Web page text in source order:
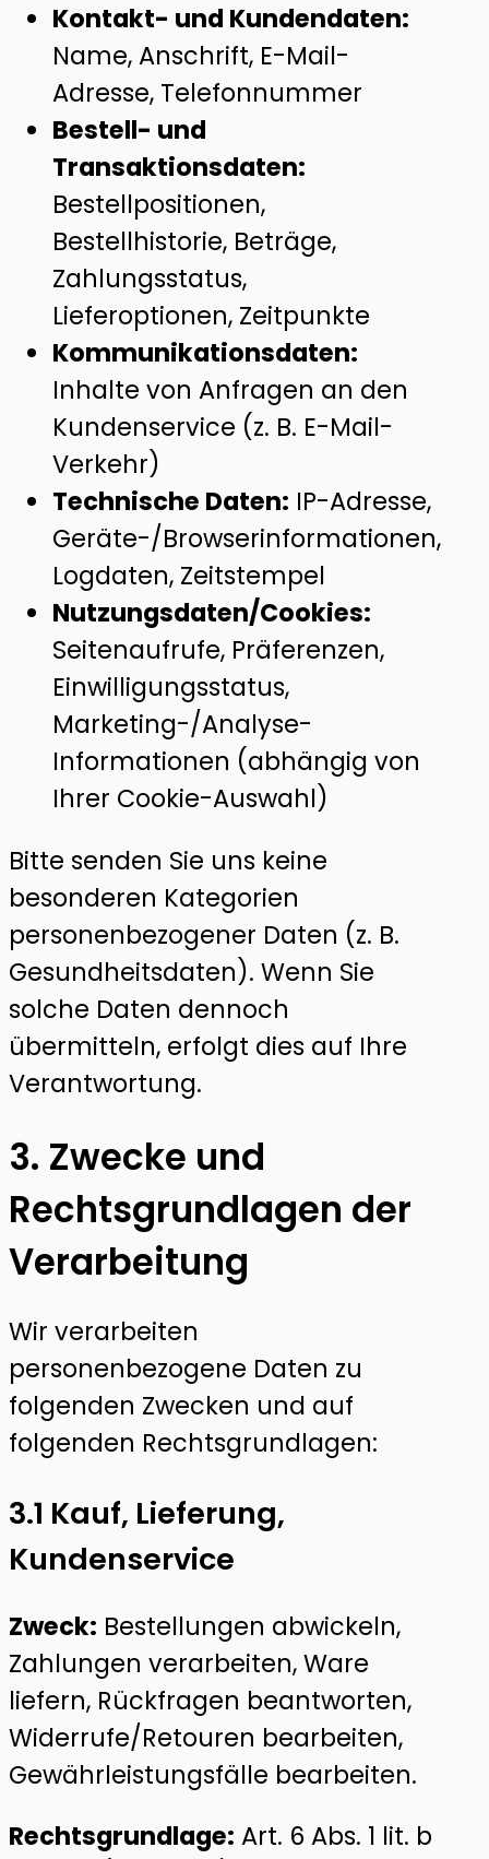
Kontakt- und Kundendaten:
Name, Anschrift, E-Mail-
Adresse, Telefonnummer
Bestell- und
Transaktionsdaten:
Bestellpositionen,
Bestellhistorie, Beträge,
Zahlungsstatus,
Lieferoptionen, Zeitpunkte
Kommunikationsdaten:
Inhalte von Anfragen an den
Kundenservice (z. B. E-Mail-
Verkehr)
Technische Daten: IP-Adresse,
Geräte-/Browserinformationen,
Logdaten, Zeitstempel
Nutzungsdaten/Cookies:
Seitenaufrufe, Präferenzen,
Einwilligungsstatus,
Marketing-/Analyse-
Informationen (abhängig von
Ihrer Cookie-Auswahl)
Bitte senden Sie uns keine
besonderen Kategorien
personenbezogener Daten (z. B.
Gesundheitsdaten). Wenn Sie
solche Daten dennoch
übermitteln, erfolgt dies auf Ihre
Verantwortung.
3. Zwecke und
Rechtsgrundlagen der
Verarbeitung
Wir verarbeiten
personenbezogene Daten zu
folgenden Zwecken und auf
folgenden Rechtsgrundlagen:
3.1 Kauf, Lieferung,
Kundenservice
Zweck: Bestellungen abwickeln,
Zahlungen verarbeiten, Ware
liefern, Rückfragen beantworten,
Widerrufe/Retouren bearbeiten,
Gewährleistungsfälle bearbeiten.
Rechtsgrundlage: Art. 6 Abs. 1 lit. b